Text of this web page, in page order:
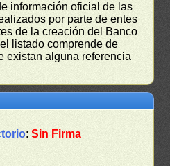
información oficial de las
por parte de entes
de la creación del Banco
listado comprende de
existan alguna referencia
:Sin Firma